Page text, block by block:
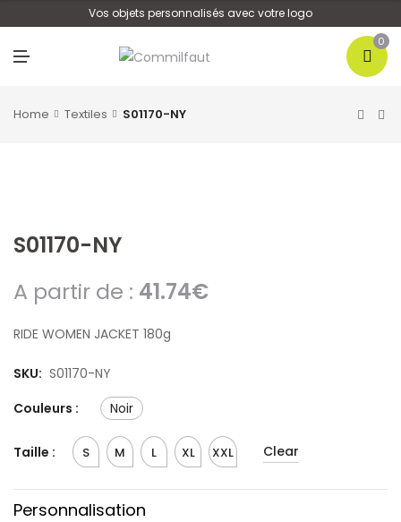
Vos objets personnalisés avec votre logo
0
Home Textiles S01170-NY
S01170-NY
A partir de : 41.74€
RIDE WOMEN JACKET 180g
SKU: S01170-NY
Couleurs :
Noir
Taille : S M L XL XXL Clear
Personnalisation